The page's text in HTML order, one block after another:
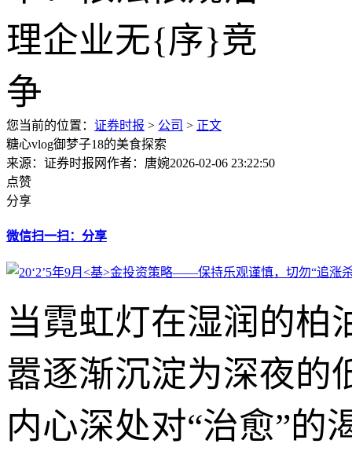
您当前的位置： 证券时报 > 公司 > 正文
糖心vlog御梦子18的美食探索
来源：证券时报网作者：唐婉2026-02-06 23:22:50
点赞
分享
微信扫一扫：分享
当霓虹灯在湿润的柏
嚣逐渐沉淀为深夜的
内心深处对“治愈”的